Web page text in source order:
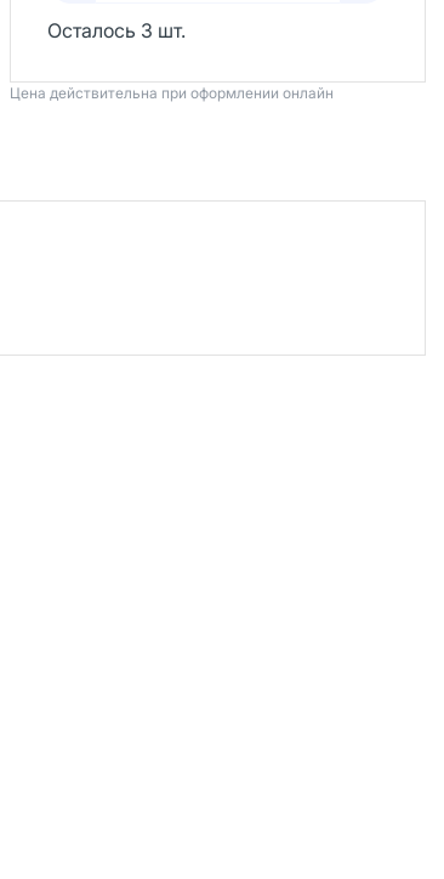
Осталось 3 шт.
Цена действительна при оформлении онлайн